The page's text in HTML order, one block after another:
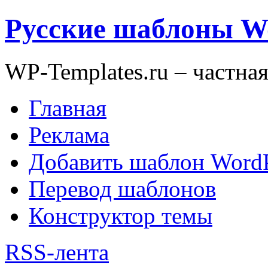
Русские шаблоны
WP-Templates.ru –
Главная
Реклама
Добавить шаблон
Перевод шаблонов
Конструктор темы
RSS-лента